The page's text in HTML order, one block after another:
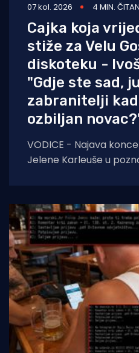
07 kol. 2026 4 MIN.
Cajka koja
stiže za Velu
diskoteku -
"Gdje ste sad,
zabranitelji
ozbiljan
VODICE - Najava
Jelene Karleuše u